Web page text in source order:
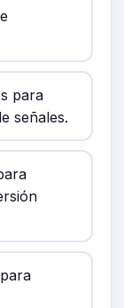
para
señales.